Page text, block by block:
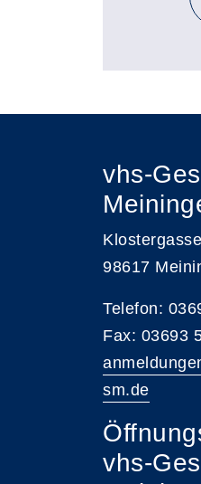
vhs-
98617
Telefon:
Fax: 03693
sm.de
vhs-